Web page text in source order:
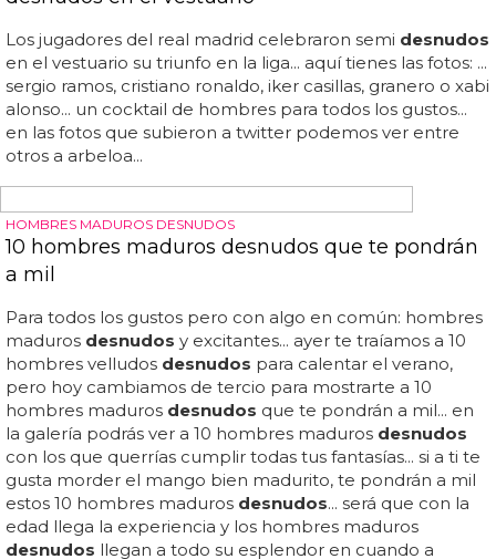
principios de mayo... por increíble que parezca existe: el
día mundial de hacer jardinería desnudo... y tú, ¿harías
nudismo en tu jardín mientras cuidas tus plantitas?... si es
que ya hay días para todo, pero nosotros no vamos a
poner queja... mira a ver si encuentras algún capullo...
jardinerosdesnudos
BACANAL EN EL VESTUARIO PARA CELEBRAR LA LIGA
Fotos de los jugadores del Real Madrid